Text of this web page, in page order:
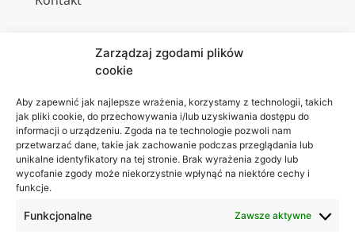
Zarządzaj zgodami plików
cookie
Aby zapewnić jak najlepsze wrażenia, korzystamy z technologii, takich
jak pliki cookie, do przechowywania i/lub uzyskiwania dostępu do
informacji o urządzeniu. Zgoda na te technologie pozwoli nam
przetwarzać dane, takie jak zachowanie podczas przeglądania lub
unikalne identyfikatory na tej stronie. Brak wyrażenia zgody lub
wycofanie zgody może niekorzystnie wpłynąć na niektóre cechy i
funkcje.
Funkcjonalne Zawsze aktywne
Akademia
WSEI
ul.
Projektowa
4